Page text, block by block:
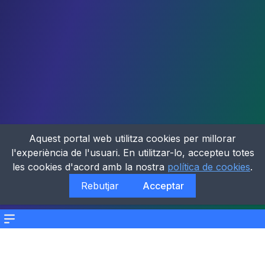
Menu
Aquest portal web utilitza cookies per millorar
l'experiència de l'usuari. En utilitzar-lo, accepteu totes
les cookies d'acord amb la nostra política de cookies.
Rebutjar
Acceptar